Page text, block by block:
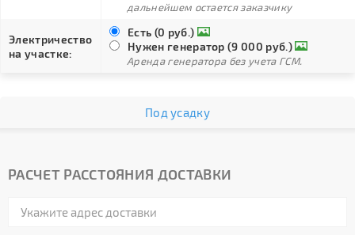
дальнейшем остается заказчику
Электричество
на участке:
Есть (0 руб.)
Нужен генератор (9 000 руб.)
Аренда генератора без учета ГСМ.
Под усадку
РАСЧЕТ РАССТОЯНИЯ ДОСТАВКИ